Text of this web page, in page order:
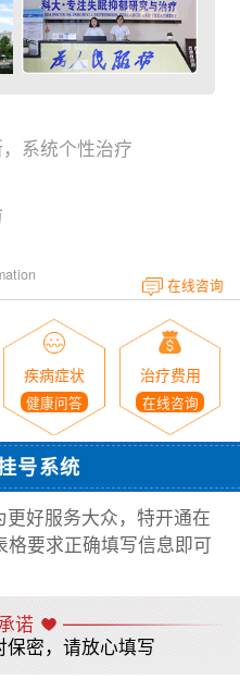
系统个性治疗
在线咨询
疾病症状
健康问答
治疗费用
在线咨询
号系统
好服务大众，特开通在
要求正确填写信息即可
诺
保密，请放心填写